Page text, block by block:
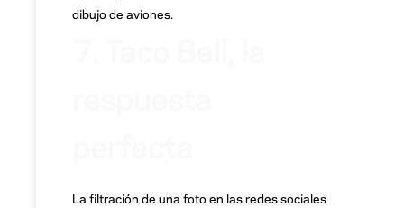
dibujo de aviones.
La filtración de una foto en las redes sociales